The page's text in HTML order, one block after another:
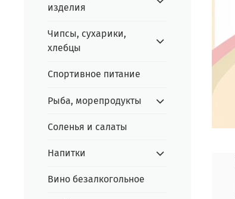
изделия
Чипсы, сухарики,
хлебцы
Спортивное питание
Рыба, морепродукты
Соленья и салаты
Напитки
Вино безалкогольное